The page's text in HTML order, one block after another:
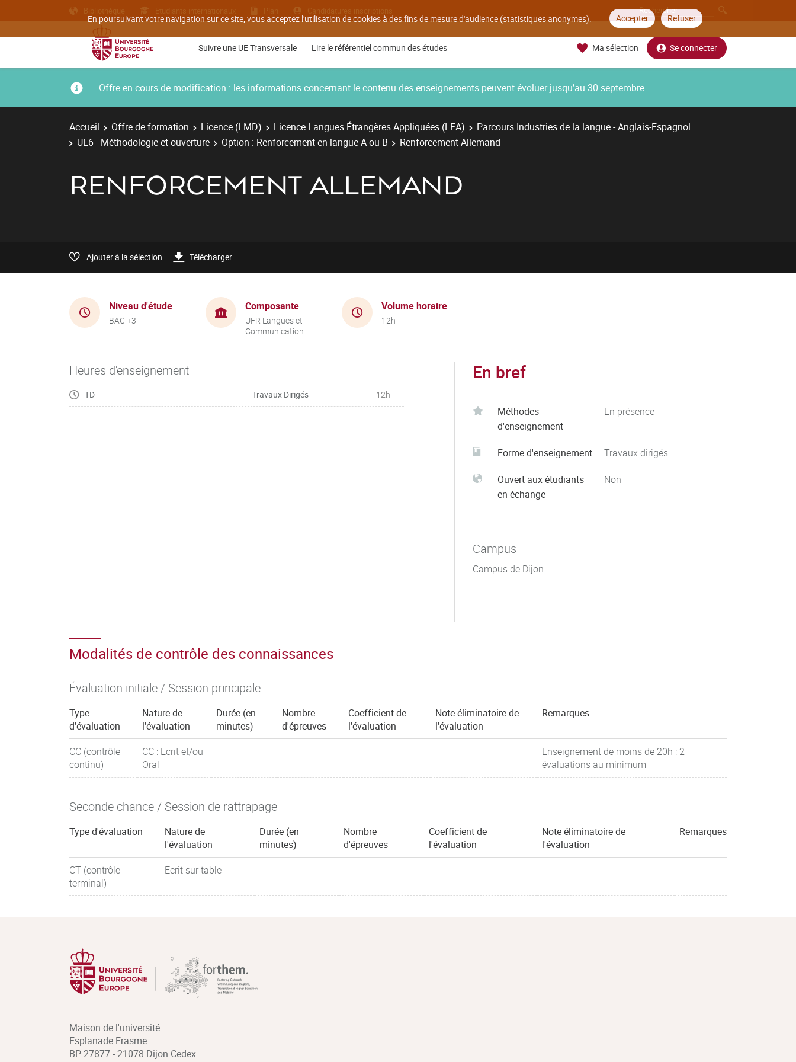
En poursuivant votre navigation sur ce site, vous acceptez l'utilisation de cookies à des fins de mesure d'audience (statistiques anonymes). Accepter Refuser
Bibliothèque Etudiants internationaux Plan Candidatures inscriptions
Suivre une UE Transversale Lire le référentiel commun des études Ma sélection Se connecter
Offre en cours de modification : les informations concernant le contenu des enseignements peuvent évoluer jusqu’au 30 septembre
Accueil Offre de formation Licence (LMD) Licence Langues Étrangères Appliquées (LEA)
Parcours Industries de la langue - Anglais-Espagnol
UE6 - Méthodologie et ouverture
Option : Renforcement en langue A ou B Renforcement Allemand
RENFORCEMENT ALLEMAND
Ajouter à la sélection Télécharger
Niveau d'étude
BAC +3
Composante
UFR Langues et
Communication
Volume horaire
12h
Heures d'enseignement
TD Travaux Dirigés 12h
En bref
Méthodes
d'enseignement
En présence
Forme d'enseignement Travaux dirigés
Ouvert aux étudiants
en échange
Non
Campus
Campus de Dijon
Modalités de contrôle des connaissances
Évaluation initiale / Session principale
Type
d'évaluation
Nature de
l'évaluation
Durée (en
minutes)
Nombre
d'épreuves
Coefficient de
l'évaluation
Note éliminatoire de
l'évaluation
Remarques
CC (contrôle
continu)
CC : Ecrit et/ou
Oral
Enseignement de moins de 20h : 2
évaluations au minimum
Seconde chance / Session de rattrapage
Type d'évaluation
Nature de
l'évaluation
Durée (en
minutes)
Nombre
d'épreuves
Coefficient de
l'évaluation
Note éliminatoire de
l'évaluation
Remarques
CT (contrôle
terminal)
Ecrit sur table
Maison de l'université
Esplanade Erasme
BP 27877 - 21078 Dijon Cedex